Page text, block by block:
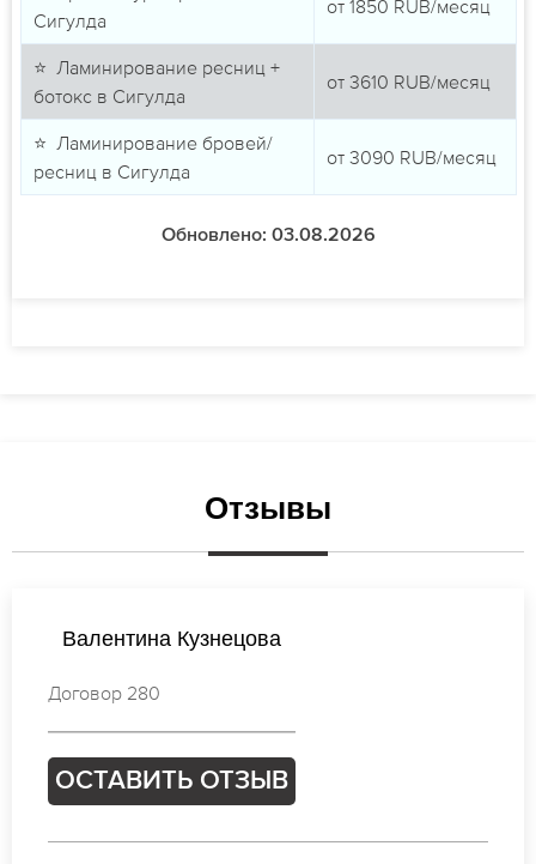
Сигулда
от 1850 RUB/месяц
⭐ Ламинирование ресниц +
ботокс в Сигулда
от 3610 RUB/месяц
⭐ Ламинирование бровей/
ресниц в Сигулда
от 3090 RUB/месяц
Обновлено: 03.08.2026
Отзывы
Виктория Смирнова
Договор 268
ОСТАВИТЬ ОТЗЫВ